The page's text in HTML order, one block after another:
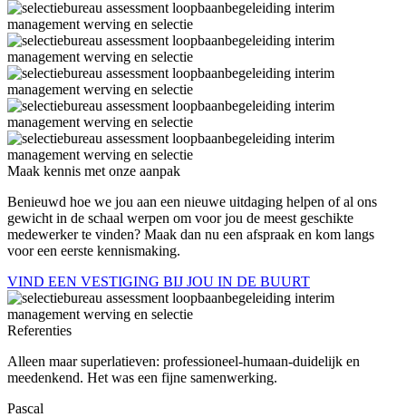
Maak kennis met onze aanpak
Benieuwd hoe we jou aan een nieuwe uitdaging helpen of al ons
gewicht in de schaal werpen om voor jou de meest geschikte
medewerker te vinden? Maak dan nu een afspraak en kom langs
voor een eerste kennismaking.
VIND EEN VESTIGING BIJ JOU IN DE BUURT
Referenties
Alleen maar superlatieven: professioneel-humaan-duidelijk en
meedenkend. Het was een fijne samenwerking.
Pascal